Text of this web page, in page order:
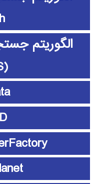
الگوریتم
(GELS)